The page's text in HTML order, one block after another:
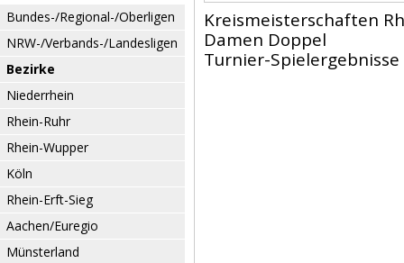
Bundes-/Regional-/Oberligen
NRW-/Verbands-/Landesligen
Bezirke
Niederrhein
Rhein-Ruhr
Rhein-Wupper
Köln
Rhein-Erft-Sieg
Aachen/Euregio
Münsterland
Kreismeisterschaften
Damen Doppel
Turnier-Spielergebnisse